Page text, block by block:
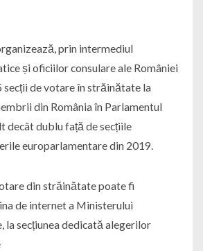
prin intermediul
și oficiilor consulare ale României
de votare în străinătate la
din România în Parlamentul
decât dublu față de secțiile
europarlamentare din 2019.
din străinătate poate fi
de internet a Ministerului
la secțiunea dedicată alegerilor